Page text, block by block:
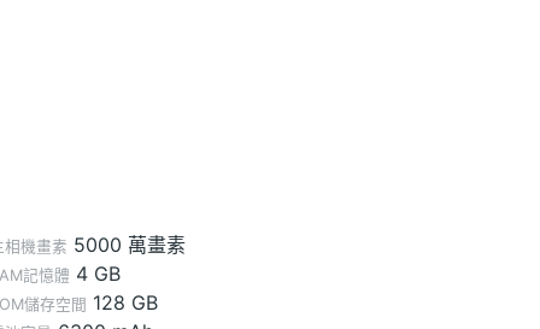
相機畫素 5000 萬畫素
記憶體 4 GB
儲存空間 128 GB